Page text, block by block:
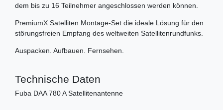
dem bis zu 16 Teilnehmer angeschlossen werden können.
PremiumX Satelliten Montage-Set die ideale Lösung für den
störungsfreien Empfang des weltweiten Satellitenrundfunks.
Auspacken. Aufbauen. Fernsehen.
Technische Daten
Fuba DAA 780 A Satellitenantenne